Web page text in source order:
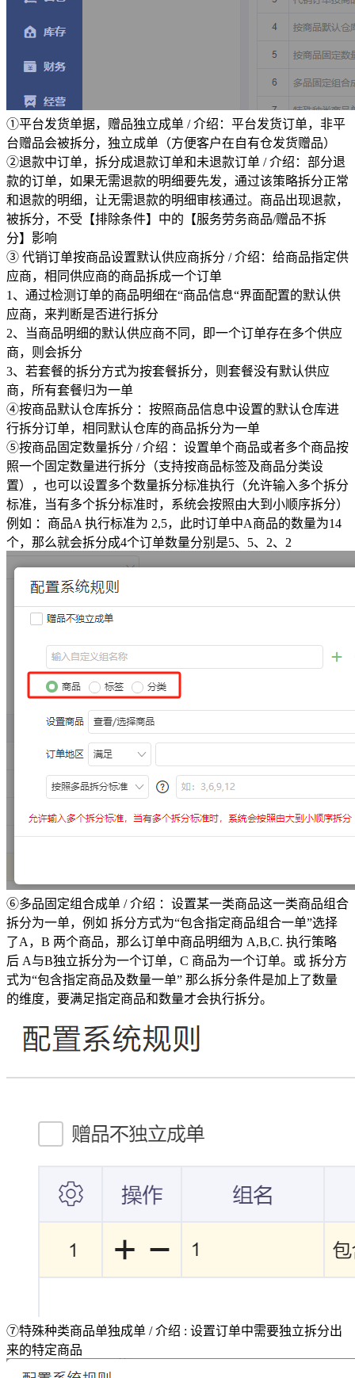
①平台发货单据，赠品独立成单 / 介绍：平台发货订单，非平
台赠品会被拆分，独立成单（方便客户在自有仓发货赠品）
②退款中订单，拆分成退款订单和未退款订单 / 介绍：部分退
款的订单，如果无需退款的明细要先发，通过该策略拆分正常
和退款的明细，让无需退款的明细审核通过。商品出现退款，
被拆分，不受【排除条件】中的【服务劳务商品/赠品不拆
分】影响
③ 代销订单按商品设置默认供应商拆分 / 介绍：给商品指定供
应商，相同供应商的商品拆成一个订单
1、通过检测订单的商品明细在“商品信息“界面配置的默认供
应商，来判断是否进行拆分
2、当商品明细的默认供应商不同，即一个订单存在多个供应
商，则会拆分
3、若套餐的拆分方式为按套餐拆分，则套餐没有默认供应
商，所有套餐归为一单
④按商品默认仓库拆分 ：按照商品信息中设置的默认仓库进
行拆分订单，相同默认仓库的商品拆分为一单
⑤按商品固定数量拆分 / 介绍 ：设置单个商品或者多个商品按
照一个固定数量进行拆分（支持按商品标签及商品分类设
置），也可以设置多个数量拆分标准执行（允许输入多个拆分
标准，当有多个拆分标准时，系统会按照由大到小顺序拆分）
例如 ：商品A 执行标准为 2,5，此时订单中A商品的数量为14
个，那么就会拆分成4个订单数量分别是5、5、2、2
⑥多品固定组合成单 / 介绍 ：设置某一类商品这一类商品组合
拆分为一单，例如 拆分方式为“包含指定商品组合一单”选择
了A，B 两个商品，那么订单中商品明细为 A,B,C. 执行策略
后 A与B独立拆分为一个订单，C 商品为一个订单。或 拆分方
式为“包含指定商品及数量一单” 那么拆分条件是加上了数量
的维度，要满足指定商品和数量才会执行拆分。
⑦特殊种类商品单独成单 / 介绍 : 设置订单中需要独立拆分出
来的特定商品